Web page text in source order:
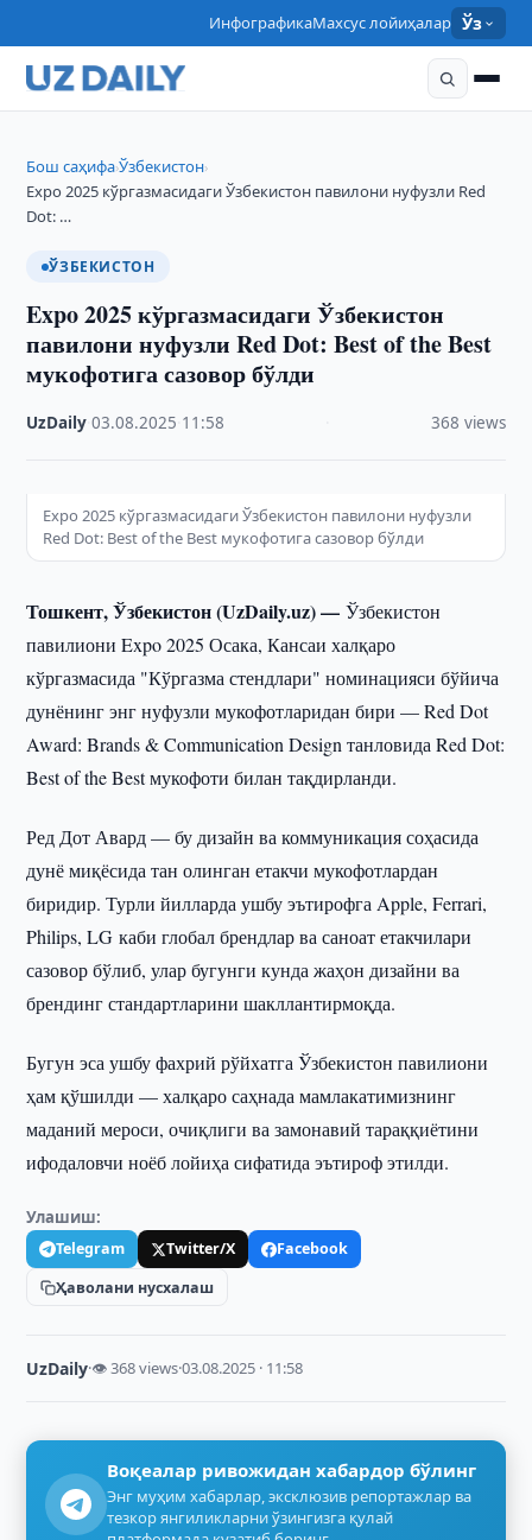
ИнфографикаМахсус лойиҳалар Ўз
Бош саҳифа›Ўзбекистон›
Expo 2025 кўргазмасидаги Ўзбекистон павилони нуфузли Red
Dot: …
ЎЗБЕКИСТОН
Expo 2025 кўргазмасидаги Ўзбекистон
павилони нуфузли Red Dot: Best of the Best
мукофотига сазовор бўлди
UzDaily ·03.08.2025 11:58 368 views
Expo 2025 кўргазмасидаги Ўзбекистон павилони нуфузли
Red Dot: Best of the Best мукофотига сазовор бўлди
Тошкент, Ўзбекистон (UzDaily.uz) —Ўзбекистон
павилиони Expo 2025 Осака, Кансаи халқаро
кўргазмасида "Кўргазма стендлари" номинацияси бўйича
дунёнинг энг нуфузли мукофотларидан бири — Red Dot
Award: Brands & Communication Design танловида Red Dot:
Best of the Best мукофоти билан тақдирланди.
Ред Дот Авард — бу дизайн ва коммуникация соҳасида
дунё миқёсида тан олинган етакчи мукофотлардан
биридир. Турли йилларда ушбу эътирофга Apple, Ferrari,
Philips, LG каби глобал брендлар ва саноат етакчилари
сазовор бўлиб, улар бугунги кунда жаҳон дизайни ва
брендинг стандартларини шакллантирмоқда.
Бугун эса ушбу фахрий рўйхатга Ўзбекистон павилиони
ҳам қўшилди — халқаро саҳнада мамлакатимизнинг
маданий мероси, очиқлиги ва замонавий тараққиётини
ифодаловчи ноёб лойиҳа сифатида эътироф этилди.
Улашиш:
Telegram Twitter/X
Facebook
Ҳаволани нусхалаш
UzDaily·👁 368 views·03.08.2025 · 11:58
Воқеалар ривожидан хабардор бўлинг
Энг муҳим хабарлар, эксклюзив репортажлар ва
тезкор янгиликларни ўзингизга қулай